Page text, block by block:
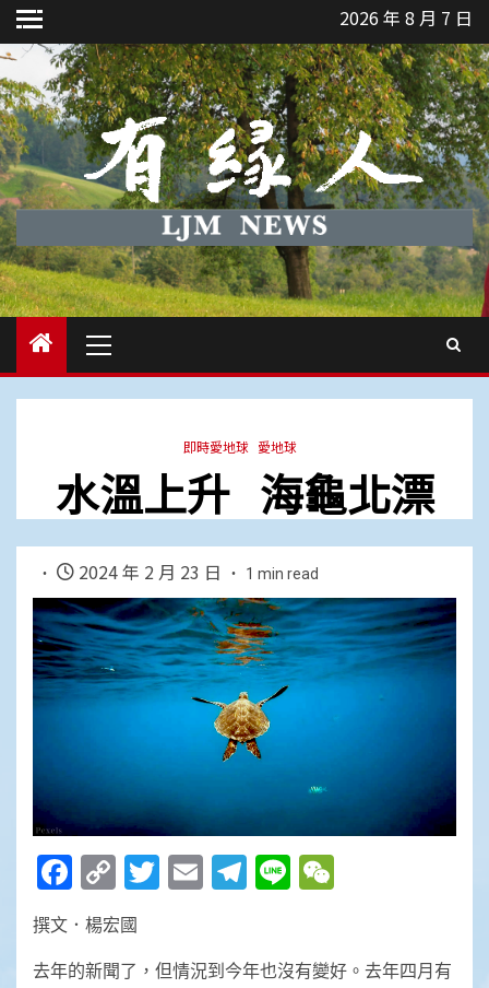
Skip
to
content
2026 年 8 月 7 日
Menu
即時愛地球 愛地球
水溫上升 海龜北漂
2024 年 2 月 23 日 1 min read
Facebook
Copy
Link
Twitter
EmailTelegram
Line
撰文．楊宏國
去年的新聞了，但情況到今年也沒有變好。去年四月有